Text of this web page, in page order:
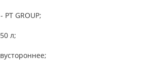
GROUP;
л;